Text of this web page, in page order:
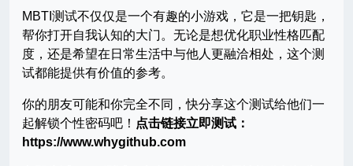
MBTI测试不仅仅是一个有趣的小游戏，它是一把钥匙，
帮你打开自我认知的大门。无论是想优化职业性格匹配
度，还是希望在日常生活中与他人更融洽相处，这个测
试都能提供有价值的参考。
你的朋友可能和你完全不同，快分享这个测试给他们一
起解锁个性密码吧！ 点击链接立即测试：
https://www.whygithub.com